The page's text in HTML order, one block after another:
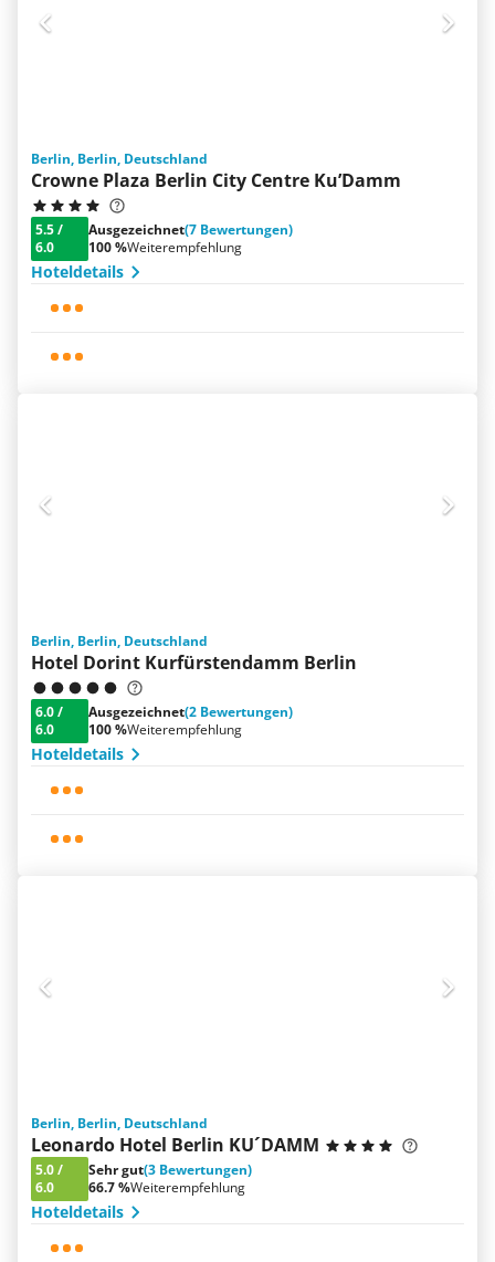
Berlin, Berlin, Deutschland
Crowne Plaza Berlin City Centre Ku’Damm
5.5/
6.0
Ausgezeichnet(7 Bewertungen)
100 %Weiterempfehlung
Hoteldetails
Berlin, Berlin, Deutschland
Hotel Dorint Kurfürstendamm Berlin
6.0/
6.0
Ausgezeichnet(2 Bewertungen)
100 %Weiterempfehlung
Hoteldetails
Berlin, Berlin, Deutschland
Leonardo Hotel Berlin KU´DAMM
5.0/
6.0
Sehr gut(3 Bewertungen)
66.7 %Weiterempfehlung
Hoteldetails